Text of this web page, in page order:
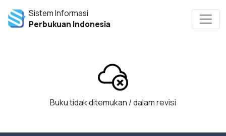
Sistem Informasi
Perbukuan Indonesia
Buku tidak ditemukan / dalam revisi